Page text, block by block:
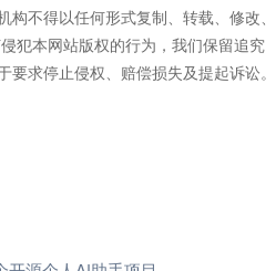
不得以任何形式复制、转载、修改、
犯本网站版权的行为，我们保留追究
求停止侵权、赔偿损失及提起诉讼。